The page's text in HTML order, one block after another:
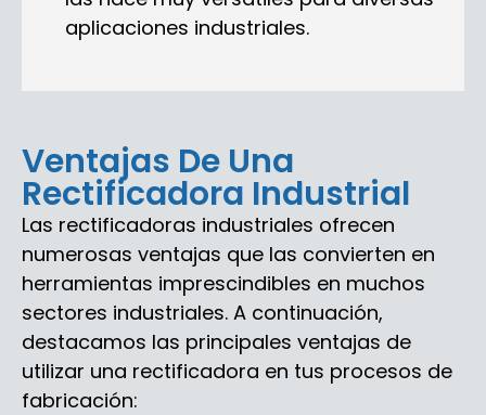
aplicaciones industriales.
Ventajas De Una
Rectificadora Industrial
Las rectificadoras industriales ofrecen
numerosas ventajas que las convierten en
herramientas imprescindibles en muchos
sectores industriales. A continuación,
destacamos las principales ventajas de
utilizar una rectificadora en tus procesos de
fabricación: